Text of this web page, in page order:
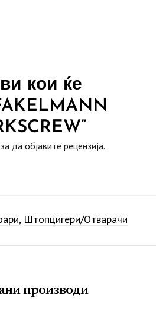
кои ќе
за да објавите рецензија.
, Штопцигери/Отварачи
производи